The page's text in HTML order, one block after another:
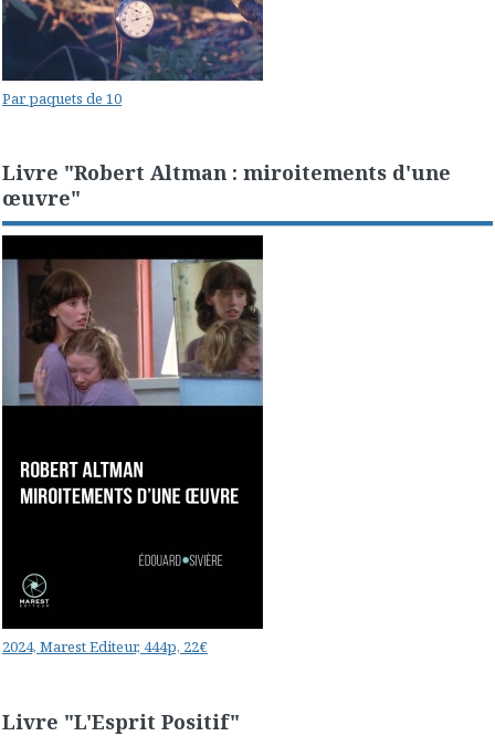
Par paquets de 10
Livre "Robert Altman : miroitements d'une
œuvre"
2024, Marest Editeur, 444p, 22€
Livre "L'Esprit Positif"